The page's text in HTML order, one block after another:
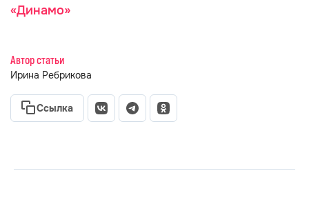
«Динамо»
Автор статьи
Ирина Ребрикова
Ссылка